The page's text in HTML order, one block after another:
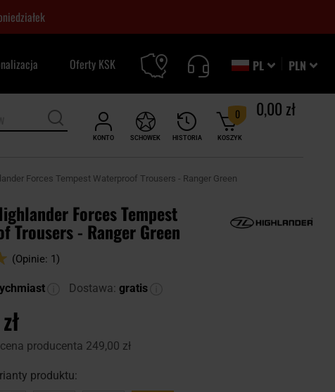
PLN
PL
Oferty KSK
KONTO HISTORIA
SCHOWEK KOSZYK
0 0,00 zł
Forces Tempest Waterproof Trousers - Ranger Green
Forces Tempest
Trousers - Ranger Green
(Opinie: 1)
Dostawa: gratis
producenta 249,00 zł
produktu: